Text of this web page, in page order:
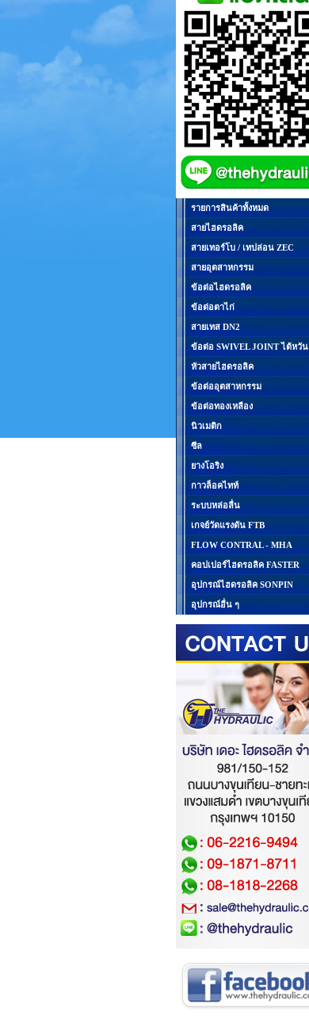
รายการสินค้าทั้งหมด
สายไฮดรอลิค
สายเทอร์โบ / เทปล่อน ZEC
สายอุตสาหกรรม
ข้อต่อไฮดรอลิค
ข้อต่อตาไก่
สายเทส DN2
ข้อต่อ SWIVEL JOINT ไต้หวัน
หัวสายไฮดรอลิค
ข้อต่ออุตสาหกรรม
ข้อต่อทองเหลือง
นิวเมติก
ซีล
ยางโอริง
กาวล็อคไทท์
ระบบหล่อลื่น
เกจย์วัดแรงดัน FTB
FLOW CONTRAL - MHA
คอปเปอร์ไฮดรอลิค FASTER
อุปกรณ์ไฮดรอลิค SONPIN
อุปกรณ์อื่น ๆ